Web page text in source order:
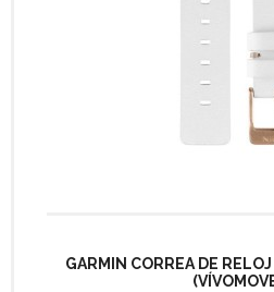
GARMIN CORREA DE